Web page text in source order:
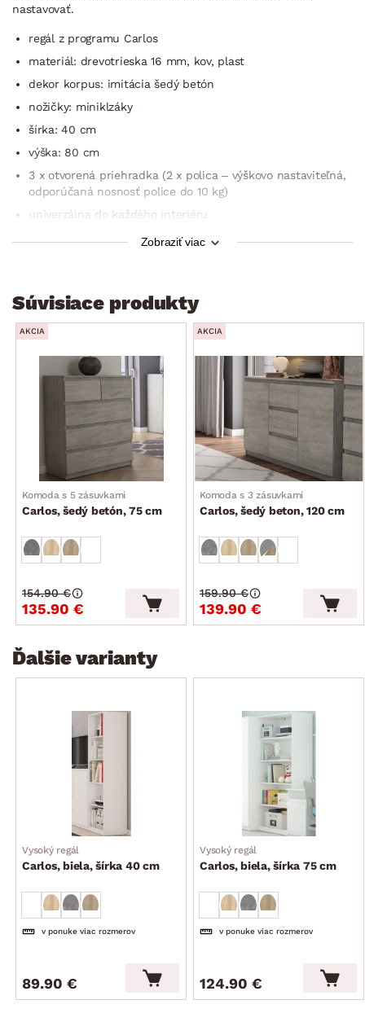
nastavovať.
regál z programu Carlos
materiál: drevotrieska 16 mm, kov, plast
dekor korpus: imitácia šedý betón
nožičky: miniklzáky
šírka: 40 cm
výška: 80 cm
3 x otvorená priehradka (2 x polica – výškovo nastaviteľná,
odporúčaná nosnosť police do 10 kg)
univerzálna do každého interiéru
odporúčané ukotvenie k stene
Zobraziť viac
Súvisiace produkty
AKCIA
Komoda s 5 zásuvkami
Carlos, šedý betón, 75 cm
135.90 €
154.90 €
AKCIA
Komoda s 3 zásuvkami
Carlos, šedý beton, 120 cm
139.90 €
159.90 €
Ďalšie varianty
Vysoký regál
Carlos, biela, šírka 40 cm
v ponuke viac rozmerov
89.90 €
Vysoký regál
Carlos, biela, šírka 75 cm
v ponuke viac rozmerov
124.90 €